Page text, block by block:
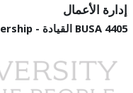
إدارة الأعمال
BUSA 4405 القيادة - Leadership